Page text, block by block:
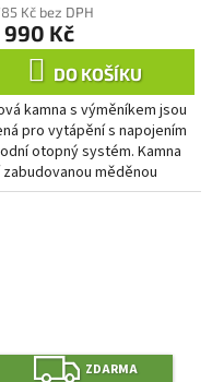
Kč bez DPH
990 Kč
DO KOŠÍKU
kamna s výměníkem jsou
pro vytápění s napojením
otopný systém. Kamna
zabudovanou měděnou
smyčku, která
Z
ZDARMA